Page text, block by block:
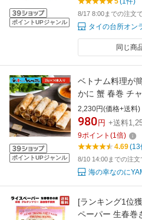
ポイントUPジャンル
8/17 8:00までの注文
タイの台所オン
同じ商
ポイントUPジャンル
ベトナム料理が
かに 蟹 春巻 チ
食品
2,230円(価格+送料)
980 円 +送料
9ポイント (1倍)
4.69(13
8/10 14:00までの注
海の幸なのに
[ランキング1位
ペーパー 生春巻